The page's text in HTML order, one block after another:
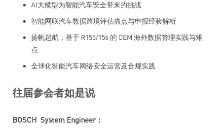
AI大模型为智能汽车安全带来的挑战
智能网联汽车数据跨境评估痛点与申报经验解析
扬帆起航，基于 R155/156 的 OEM 海外数据管理实践与难
点
全球化智能汽车网络安全运营及合规实践
往届参会者如是说
BOSCH System Engineer：